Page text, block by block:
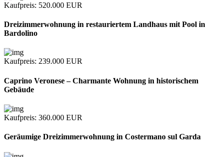
Kaufpreis: 520.000 EUR
Dreizimmerwohnung in restauriertem Landhaus mit Pool in
Bardolino
Kaufpreis: 239.000 EUR
Caprino Veronese – Charmante Wohnung in historischem
Gebäude
Kaufpreis: 360.000 EUR
Geräumige Dreizimmerwohnung in Costermano sul Garda